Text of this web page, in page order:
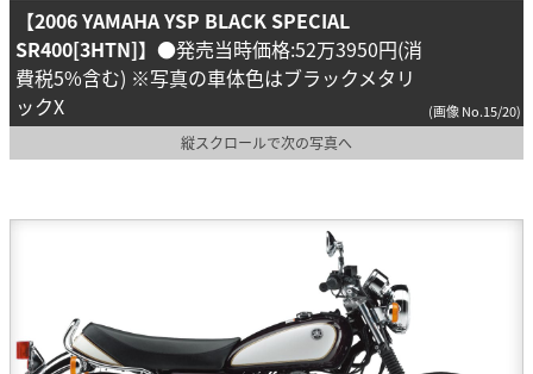
【2006 YAMAHA YSP BLACK SPECIAL
SR400[3HTN]】 ●発売当時価格:52万3950円(消
費税5%含む) ※写真の車体色はブラックメタリ
ックX
(画像 No.15/20)
縦スクロールで次の写真へ